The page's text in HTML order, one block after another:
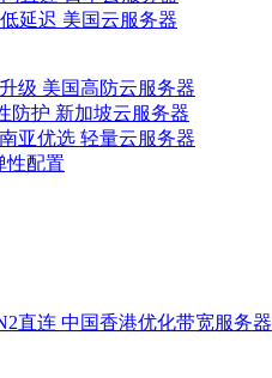
延迟 美国云服务器
级 美国高防云服务器
防护 新加坡云服务器
亚优选 轻量云服务器
性配置
直连 中国香港优化带宽服务器